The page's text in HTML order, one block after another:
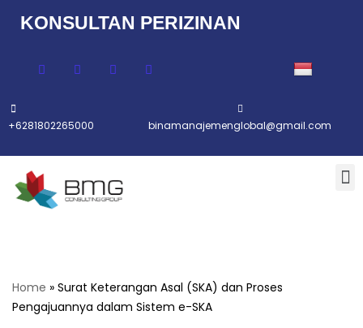
KONSULTAN PERIZINAN
+6281802265000 binamanajemenglobal@gmail.com
Home » Surat Keterangan Asal (SKA) dan Proses
Pengajuannya dalam Sistem e-SKA